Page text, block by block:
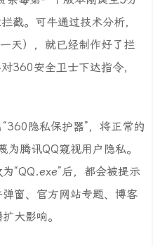
截。可牛通过技术分析，
天），就已经制作好了拦
360安全卫士下达指令，
隐私保护器”，将正常的
腾讯QQ窥视用户隐私。
“QQ.exe”后，都会被提示
窗、官方网站专题、博客
大影响。